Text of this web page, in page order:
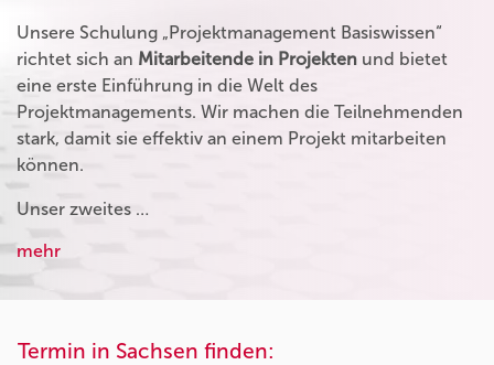
Unsere Schulung „Projektmanagement Basiswissen“
richtet sich an Mitarbeitende in Projekten und bietet
eine erste Einführung in die Welt des
Projektmanagements. Wir machen die Teilnehmenden
stark, damit sie effektiv an einem Projekt mitarbeiten
können.
Unser zweites …
mehr
Termin in Sachsen finden: